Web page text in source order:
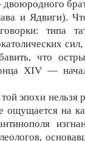
и Ядвиги).
типа
что
XIV —
эпохи нельзя
ощущается на